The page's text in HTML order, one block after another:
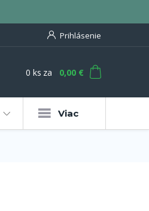
Prihlásenie
0 ks za 0,00 €
Viac